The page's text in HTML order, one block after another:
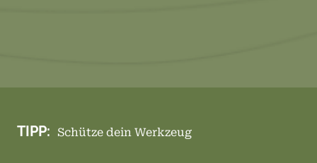
TIPP: Schütze dein Werkzeug